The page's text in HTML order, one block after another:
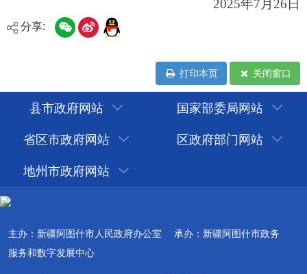
分享:
打印本页 关闭窗口
县市政府网站
国家部委局网站
省区市政府网站
区政府部门网站
地州市政府网站
主办：新疆阿图什市人民政府办公室
承办：新疆阿图什市政务
服务和数字发展中心